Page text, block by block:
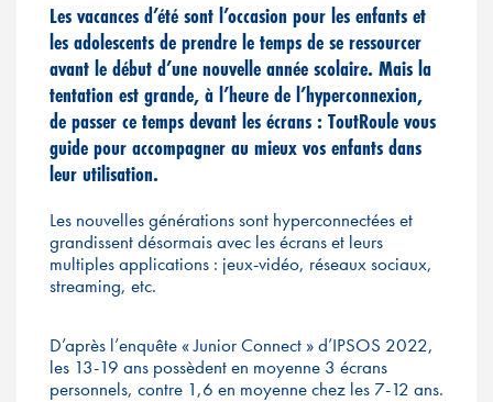
Les vacances d’été sont l’occasion pour les enfants et
les adolescents de prendre le temps de se ressourcer
avant le début d’une nouvelle année scolaire. Mais la
tentation est grande, à l’heure de l’hyperconnexion,
de passer ce temps devant les écrans : ToutRoule vous
guide pour accompagner au mieux vos enfants dans
leur utilisation.
Les nouvelles générations sont hyperconnectées et
grandissent désormais avec les écrans et leurs
multiples applications : jeux-vidéo, réseaux sociaux,
streaming, etc.
D’après l’enquête « Junior Connect » d’IPSOS 2022,
les 13-19 ans possèdent en moyenne 3 écrans
personnels, contre 1,6 en moyenne chez les 7-12 ans.